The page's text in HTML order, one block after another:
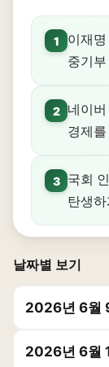
1
이재
중기
2
네이버
경제
3
국회
탄생
날짜별 보기
2026년 6월
2026년 6월